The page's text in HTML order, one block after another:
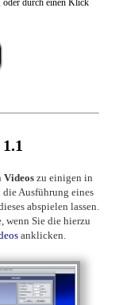
oder durch einen Klick
Videos zu einigen in
Ausführung eines
abspielen lassen.
wenn Sie die hierzu
anklicken.